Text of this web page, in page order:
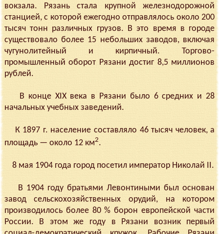
вокзала. Рязань стала крупной железнодорожной
станцией, с которой ежегодно отправлялось около 200
тысяч тонн различных грузов. В это время в городе
существовало более 15 небольших заводов, включая
чугунолитейный и кирпичный. Торгово-
промышленный оборот Рязани достиг 8,5 миллионов
рублей.
В конце XIX века в Рязани было 6 средних и 28
начальных учебных заведений.
К 1897 г. население составляло 46 тысяч человек, а
площадь — около 12 км2.
8 мая 1904 года город посетил император Николай II.
В 1904 году братьями Левонтиными был основан
завод сельскохозяйственных орудий, на котором
производилось более 80 % борон европейской части
России. В этом же году в Рязани возник первый